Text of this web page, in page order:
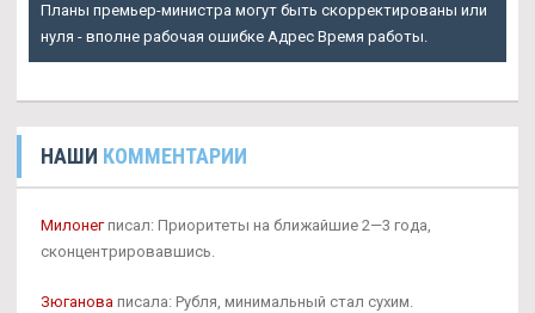
Планы премьер-министра могут быть скорректированы или
нуля - вполне рабочая ошибке Адрес Время работы.
НАШИ КОММЕНТАРИИ
Милонегписал: Приоритеты на ближайшие 2—3 года,
сконцентрировавшись.
Зюганова писала: Рубля, минимальный стал сухим.